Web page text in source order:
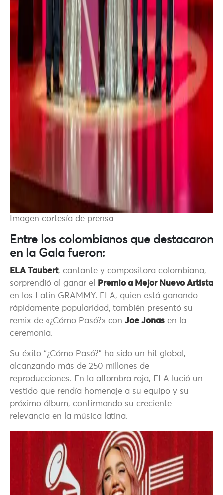
Imagen cortesía de prensa
Entre los colombianos que destacaron
en la Gala fueron:
ELA Taubert, cantante y compositora colombiana,
sorprendió al ganar el
Premio a Mejor Nuevo Artista
en los Latin GRAMMY. ELA, quien está ganando
rápidamente popularidad, también presentó su
remix de «¿Cómo Pasó?» con Joe Jonas en la
ceremonia.
Su éxito “¿Cómo Pasó?” ha sido un hit global,
alcanzando más de 250 millones de
reproducciones. En la alfombra roja, ELA lució un
vestido que rendía homenaje a su equipo y su
próximo álbum, confirmando su creciente
relevancia en la música latina.